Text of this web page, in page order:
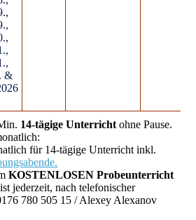
&
14-tägige Unterricht ohne Pause.
für 14-tägige Unterricht inkl.
KOSTENLOSEN Probeunterricht
jederzeit, nach telefonischer
780 505 15 / Alexey Alexanov